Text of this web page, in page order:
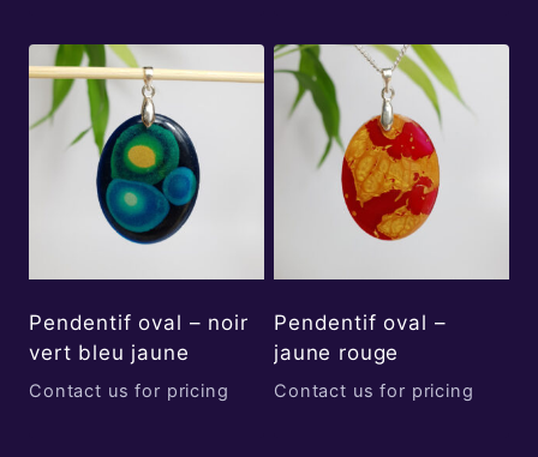
Pendentif oval – noir
vert bleu jaune
Contact us for pricing
Pendentif oval –
jaune rouge
Contact us for pricing